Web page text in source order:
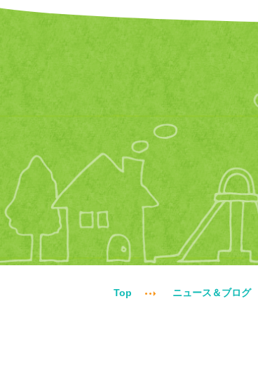
Top ニュース＆ブログ